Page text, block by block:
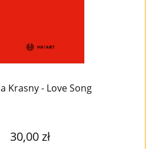
Krasny - Love Song
30,00 zł